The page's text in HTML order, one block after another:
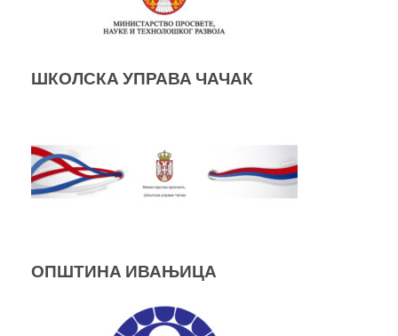
ШКОЛСКА УПРАВА ЧАЧАК
ОПШТИНА ИВАЊИЦА